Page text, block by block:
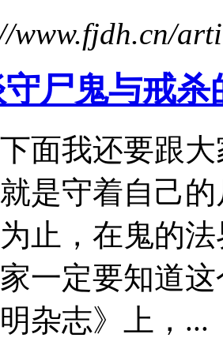
www.fjdh.cn/
尸鬼与戒杀
我还要跟大
是守着自己
止，在鬼的
一定要知道
明杂志》上，...